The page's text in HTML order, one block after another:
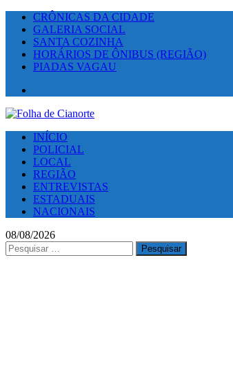
CRÔNICAS DA CIDADE
GALERIA SOCIAL
SANTA COZINHA
HORÁRIOS DE ÔNIBUS (REGIÃO)
PIADAS VAGAU
INÍCIO
POLICIAL
LOCAL
REGIÃO
ENTREVISTAS
ESTADUAIS
NACIONAIS
08/08/2026
Pesquisar
por: